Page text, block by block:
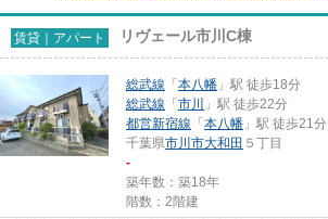
賃貸｜アパート リヴェール市川C棟
総武線 「 本八幡 」駅 徒歩18分
総武線 「 市川
」駅 徒歩22分
都営新宿線 「 本八幡 」駅 徒歩21分
千葉県市川市大和田 ５丁目
-
築年数：築18年
階数：2階建